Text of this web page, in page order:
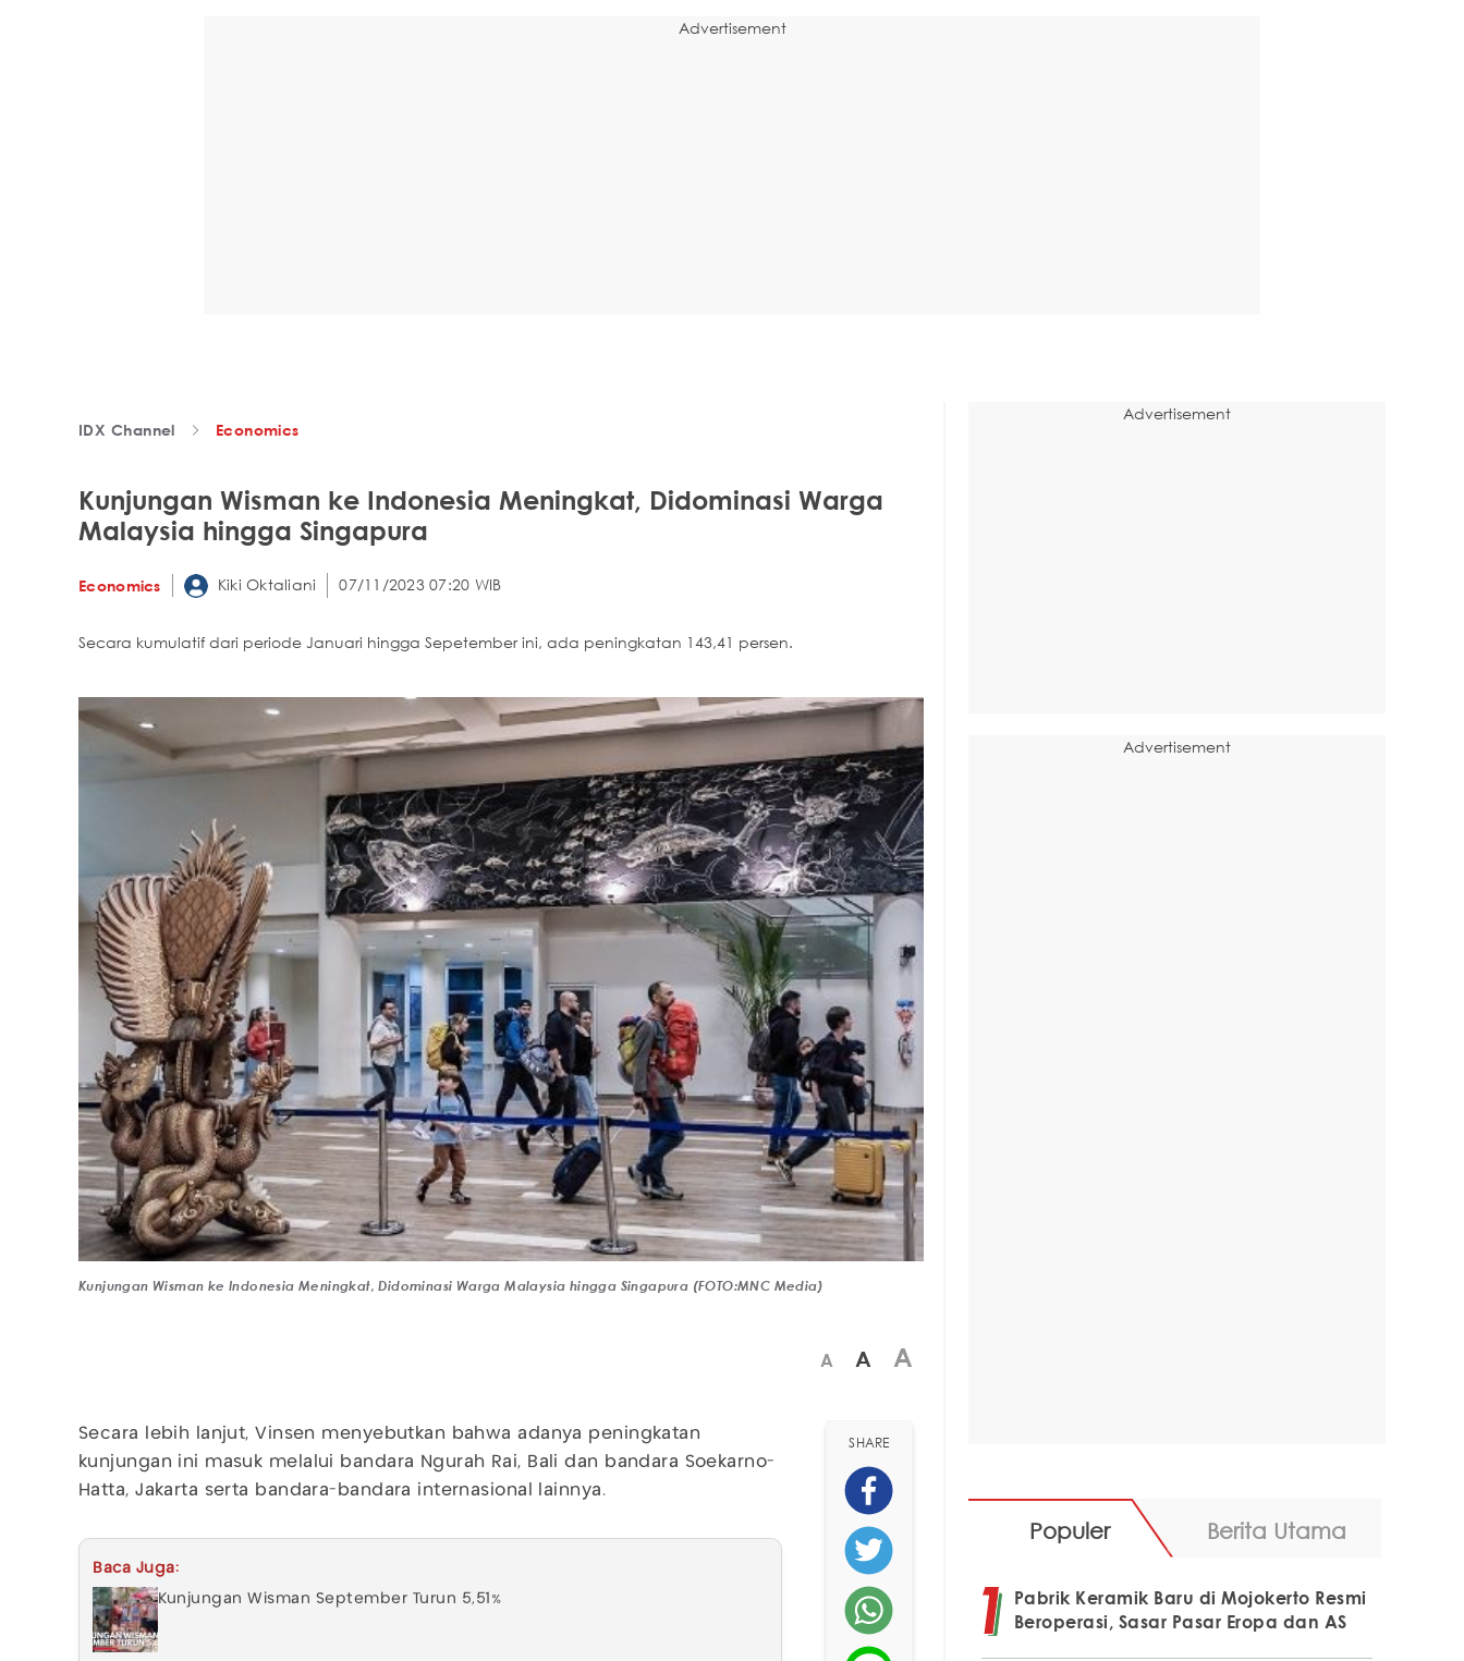
Advertisement
IDX Channel Economics
Kunjungan Wisman ke Indonesia Meningkat, Didominasi Warga
Malaysia hingga Singapura
Economics Kiki Oktaliani 07/11/2023 07:20 WIB
Secara kumulatif dari periode Januari hingga Sepetember ini, ada peningkatan 143,41 persen.
Kunjungan Wisman ke Indonesia Meningkat, Didominasi Warga Malaysia hingga Singapura (FOTO:MNC Media)
A A A
Secara lebih lanjut, Vinsen menyebutkan bahwa adanya peningkatan
kunjungan ini masuk melalui bandara Ngurah Rai, Bali dan bandara Soekarno-
Hatta, Jakarta serta bandara-bandara internasional lainnya.
Baca Juga:
Kunjungan Wisman September Turun 5,51%
SHARE
Advertisement
Advertisement
Populer Berita Utama
Pabrik Keramik Baru di Mojokerto Resmi
Beroperasi, Sasar Pasar Eropa dan AS